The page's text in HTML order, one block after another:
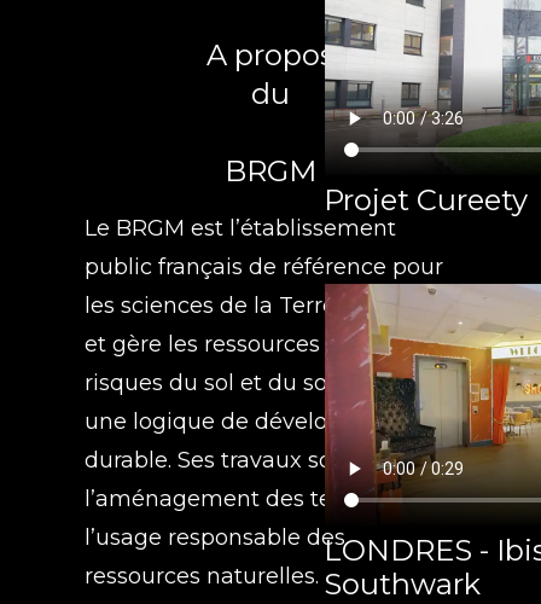
A propos
du
BRGM
Le BRGM est l’établissement
public français de référence pour
les sciences de la Terre. Il étudie
et gère les ressources et les
risques du sol et du sous-sol dans
une logique de développement
durable. Ses travaux soutiennent
l’aménagement des territoires et
l’usage responsable des
ressources naturelles.
Projet Cureety
LONDRES -
Southwark